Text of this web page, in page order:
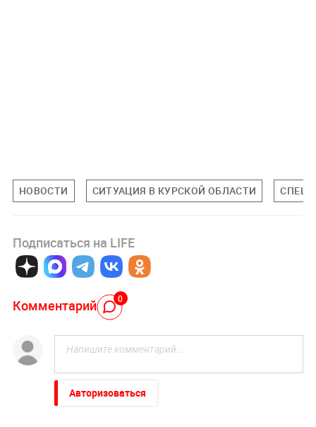
НОВОСТИ СИТУАЦИЯ В КУРСКОЙ ОБЛАСТИ
Подписаться на LIFE
Комментарий 0
Авторизоваться